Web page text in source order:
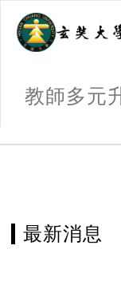
教師多元
最新消息